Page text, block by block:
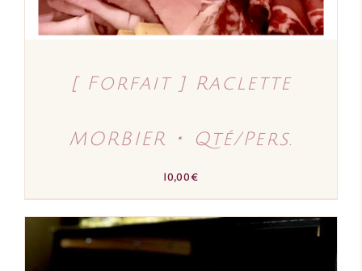
[ Forfait ] Raclette
MORBIER ･ Qté/Pers.
10,00€